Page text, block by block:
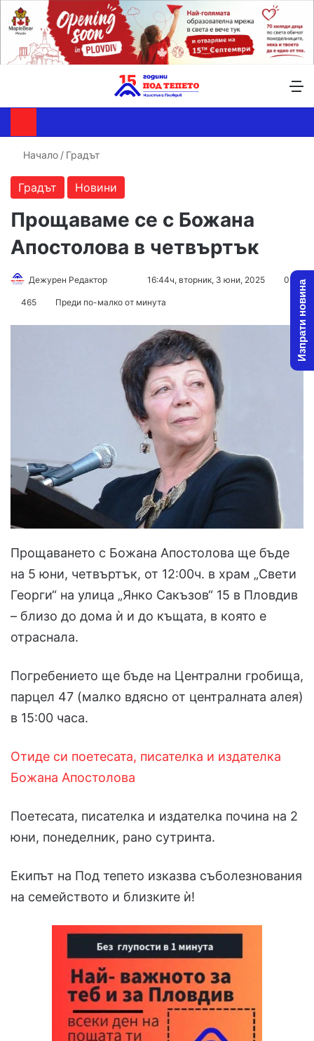
Начало / Градът
Градът Новини
Прощаваме се с Божана
Апостолова в четвъртък
Дежурен Редактор
Send16:44ч, вторник, 3 юни, 2025 0
465 Преди по-малко от минута
Прощаването с Божана Апостолова ще бъде
на 5 юни, четвъртък, от 12:00ч. в храм „Свети
Георги“ на улица „Янко Сакъзов“ 15 в Пловдив
– близо до дома ѝ и до къщата, в която е
отраснала.
Погребението ще бъде на Централни гробища,
парцел 47 (малко вдясно от централната алея)
в 15:00 часа.
Отиде си поетесата, писателка и издателка
Божана Апостолова
Поетесата, писателка и издателка почина на 2
юни, понеделник, рано сутринта.
Екипът на Под тепето изказва съболезнования
на семейството и близките ѝ!
Изпрати новина